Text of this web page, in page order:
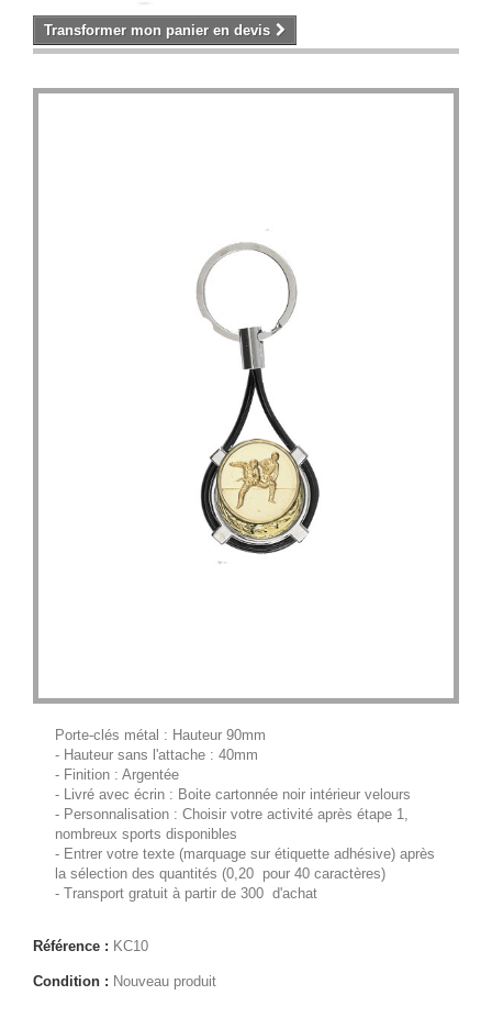
Transformer mon panier en devis
Porte-clés métal : Hauteur 90mm
- Hauteur sans l'attache : 40mm
- Finition : Argentée
- Livré avec écrin : Boite cartonnée noir intérieur velours
- Personnalisation : Choisir votre activité après étape 1,
nombreux sports disponibles
- Entrer votre texte (marquage sur étiquette adhésive) après
la sélection des quantités (0,20  pour 40 caractères)
- Transport gratuit à partir de 300  d'achat
Référence : KC10
Condition : Nouveau produit